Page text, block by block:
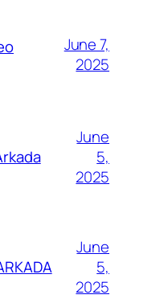
June 7,
2025
June
5,
2025
June
5,
2025